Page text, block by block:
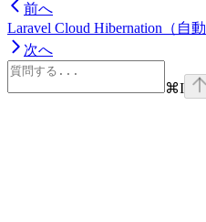
前へ
Laravel Cloud Hibernation（自動
次へ
⌘I